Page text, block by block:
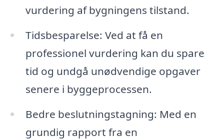
vurdering af bygningens tilstand.
Tidsbesparelse: Ved at få en
professionel vurdering kan du spare
tid og undgå unødvendige opgaver
senere i byggeprocessen.
Bedre beslutningstagning: Med en
grundig rapport fra en